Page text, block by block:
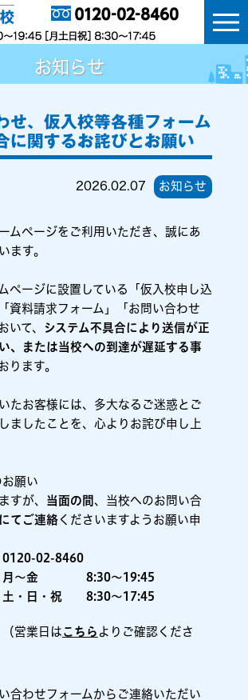
お知らせ
せ、仮入校等各種フォーム
に関するお詫びとお願い
2026.02.07 お知らせ
ムページをご利用いただき、誠にあ
ます。
ページに設置している「仮入校申し込
資料請求フォーム」「お問い合わせ
いて、
システム不具合により送信が正
、または当校への到達が遅延する事
ります。
たお客様には、多大なるご迷惑とご
ましたことを、心よりお詫び申し上
願い
すが、 当面の間 、当校へのお問い合
てご連絡くださいますようお願い申
0120-02-8460
月～金 8:30～19:45
・祝 8:30～17:45
日はこちら よりご確認くださ
合わせフォームからご連絡いただい